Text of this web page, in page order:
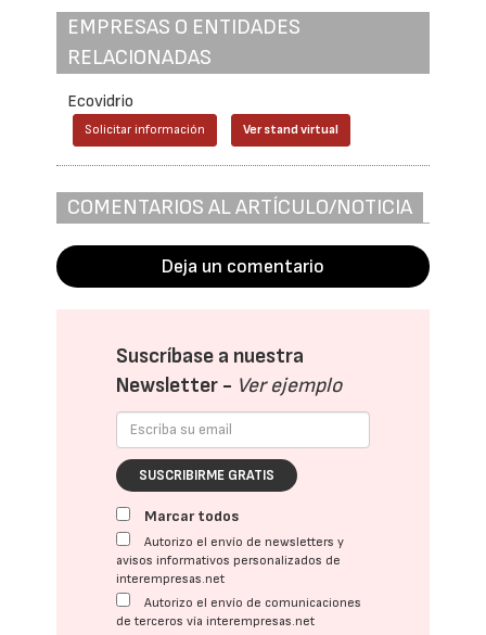
EMPRESAS O ENTIDADES
RELACIONADAS
Ecovidrio
Solicitar información Ver stand virtual
COMENTARIOS AL ARTÍCULO/NOTICIA
Deja un comentario
Suscríbase a nuestra
Newsletter - Ver ejemplo
SUSCRIBIRME GRATIS
Marcar todos
Autorizo el envío de newsletters y
avisos informativos personalizados de
interempresas.net
Autorizo el envío de comunicaciones
de terceros vía interempresas.net